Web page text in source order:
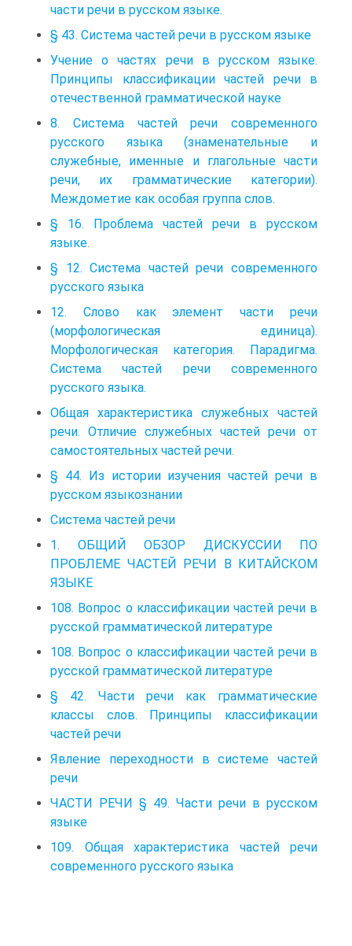
части речи в русском языке.
§ 43. Система частей речи в русском языке
Учение о частях речи в русском языке.
Принципы классификации частей речи в
отечественной грамматической науке
8. Система частей речи современного
русского языка (знаменательные и
служебные, именные и глагольные части
речи, их грамматические категории).
Междометие как особая группа слов.
§ 16. Проблема частей речи в русском
языке.
§ 12. Система частей речи современного
русского языка
12. Слово как элемент части речи
(морфологическая единица).
Морфологическая категория. Парадигма.
Система частей речи современного
русского языка.
Общая характеристика служебных частей
речи. Отличие служебных частей речи от
самостоятельных частей речи.
§ 44. Из истории изучения частей речи в
русском языкознании
Система частей речи
1. ОБЩИЙ ОБЗОР ДИСКУССИИ ПО
ПРОБЛЕМЕ ЧАСТЕЙ РЕЧИ В КИТАЙСКОМ
ЯЗЫКЕ
108. Вопрос о классификации частей речи в
русской грамматической литературе
108. Вопрос о классификации частей речи в
русской грамматической литературе
§ 42. Части речи как грамматические
классы слов. Принципы классификации
частей речи
Явление переходности в системе частей
речи
ЧАСТИ РЕЧИ § 49. Части речи в русском
языке
109. Общая характеристика частей речи
современного русского языка